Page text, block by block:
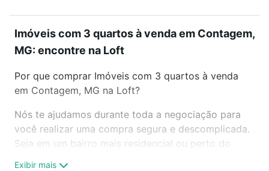
Imóveis com 3 quartos à venda em Contagem,
MG: encontre na Loft
Por que comprar Imóveis com 3 quartos à venda
em Contagem, MG na Loft?
Nós te ajudamos durante toda a negociação para
você realizar uma compra segura e descomplicada.
Seja em um bairro mais residencial ou perto do
Exibir mais